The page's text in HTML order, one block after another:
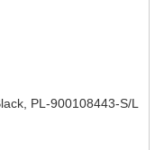
PL-900108443-S/L